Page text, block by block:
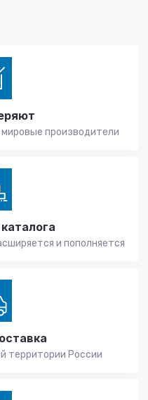
производители
и пополняется
территории России